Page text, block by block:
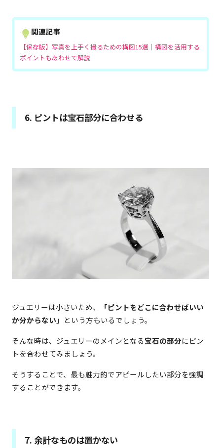
関連記事
【保存版】写真を上手く撮るための構図15選｜構図を活用する
ポイントもあわせて解説
6. ピントは宝石部分に合わせる
ジュエリーは小さいため、
「ピントをどこに合わせばいい
か分からない 」という方もいるでしょう。
そんな時は、ジュエリーのメインとなる宝石の部分にピン
トを合わせてみましょう。
そうすることで、最も魅力的でアピールしたい部分を強調
することができます。
7. 余計なものは置かない